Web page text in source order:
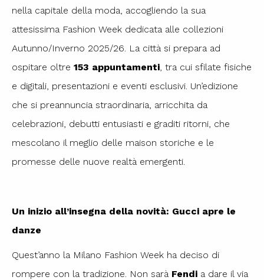
nella capitale della moda, accogliendo la sua
attesissima Fashion Week dedicata alle collezioni
Autunno/Inverno 2025/26. La città si prepara ad
ospitare oltre 153 appuntamenti , tra cui sfilate fisiche
e digitali, presentazioni e eventi esclusivi. Un’edizione
che si preannuncia straordinaria, arricchita da
celebrazioni, debutti entusiasti e graditi ritorni, che
mescolano il meglio delle maison storiche e le
promesse delle nuove realtà emergenti.
Un inizio all’insegna della novità: Gucci apre le
danze
Quest’anno la Milano Fashion Week ha deciso di
rompere con la tradizione. Non sarà Fendi a dare il via